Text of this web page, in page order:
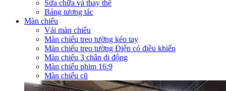
Sửa chữa và thay thế
Bảng tương tác
Màn chiếu
Vải màn chiếu
Màn chiếu treo tường kéo tay
Màn chiếu treo tường Điện có điều khiển
Màn chiếu 3 chân di động
Màn chiếu phim 16:9
Màn chiếu cũ